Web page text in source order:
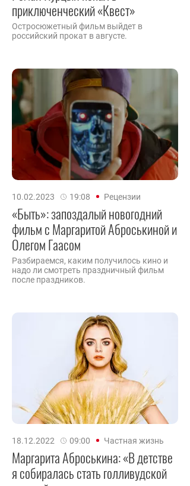
приключенческий «Квест»
Остросюжетный фильм выйдет в
российский прокат в августе.
10.02.2023 19:08 Рецензии
«Быть»: запоздалый новогодний
фильм с Маргаритой Аброськиной и
Олегом Гаасом
Разбираемся, каким получилось кино и
надо ли смотреть праздничный фильм
после праздников.
18.12.2022 09:00 Частная жизнь
Маргарита Аброськина: «В детстве
я собиралась стать голливудской